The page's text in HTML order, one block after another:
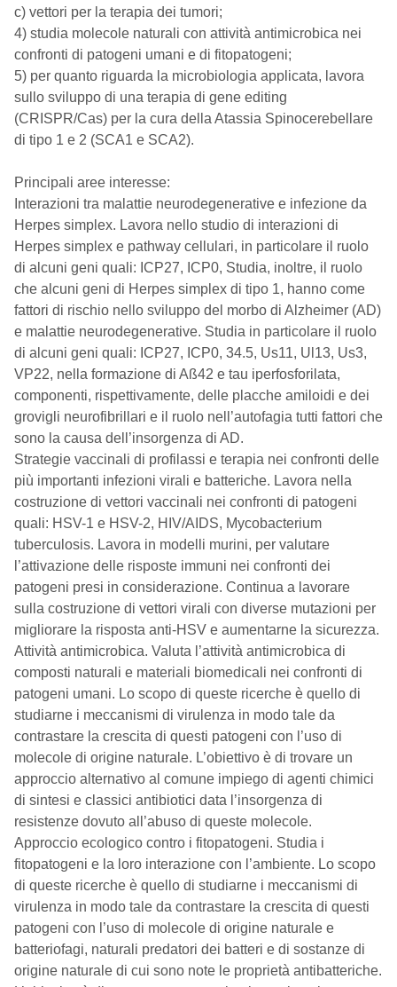
c) vettori per la terapia dei tumori;
4) studia molecole naturali con attività antimicrobica nei
confronti di patogeni umani e di fitopatogeni;
5) per quanto riguarda la microbiologia applicata, lavora
sullo sviluppo di una terapia di gene editing
(CRISPR/Cas) per la cura della Atassia Spinocerebellare
di tipo 1 e 2 (SCA1 e SCA2).
Principali aree interesse:
Interazioni tra malattie neurodegenerative e infezione da
Herpes simplex. Lavora nello studio di interazioni di
Herpes simplex e pathway cellulari, in particolare il ruolo
di alcuni geni quali: ICP27, ICP0, Studia, inoltre, il ruolo
che alcuni geni di Herpes simplex di tipo 1, hanno come
fattori di rischio nello sviluppo del morbo di Alzheimer (AD)
e malattie neurodegenerative. Studia in particolare il ruolo
di alcuni geni quali: ICP27, ICP0, 34.5, Us11, Ul13, Us3,
VP22, nella formazione di Aß42 e tau iperfosforilata,
componenti, rispettivamente, delle placche amiloidi e dei
grovigli neurofibrillari e il ruolo nell’autofagia tutti fattori che
sono la causa dell’insorgenza di AD.
Strategie vaccinali di profilassi e terapia nei confronti delle
più importanti infezioni virali e batteriche. Lavora nella
costruzione di vettori vaccinali nei confronti di patogeni
quali: HSV-1 e HSV-2, HIV/AIDS, Mycobacterium
tuberculosis. Lavora in modelli murini, per valutare
l’attivazione delle risposte immuni nei confronti dei
patogeni presi in considerazione. Continua a lavorare
sulla costruzione di vettori virali con diverse mutazioni per
migliorare la risposta anti-HSV e aumentarne la sicurezza.
Attività antimicrobica. Valuta l’attività antimicrobica di
composti naturali e materiali biomedicali nei confronti di
patogeni umani. Lo scopo di queste ricerche è quello di
studiarne i meccanismi di virulenza in modo tale da
contrastare la crescita di questi patogeni con l’uso di
molecole di origine naturale. L’obiettivo è di trovare un
approccio alternativo al comune impiego di agenti chimici
di sintesi e classici antibiotici data l’insorgenza di
resistenze dovuto all’abuso di queste molecole.
Approccio ecologico contro i fitopatogeni. Studia i
fitopatogeni e la loro interazione con l’ambiente. Lo scopo
di queste ricerche è quello di studiarne i meccanismi di
virulenza in modo tale da contrastare la crescita di questi
patogeni con l’uso di molecole di origine naturale e
batteriofagi, naturali predatori dei batteri e di sostanze di
origine naturale di cui sono note le proprietà antibatteriche.